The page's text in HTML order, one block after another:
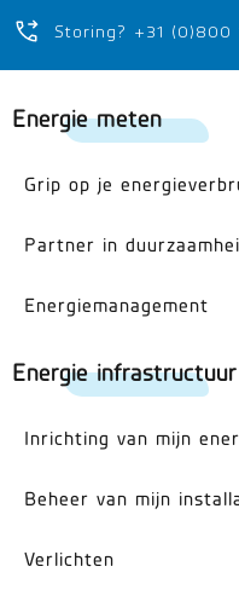
Storing? +31 (0)800
Energie meten
Grip op je
Partner in
Energiemanagement
Energie infrastructuur
Inrichting van mijn
Beheer van mijn
Verlichten